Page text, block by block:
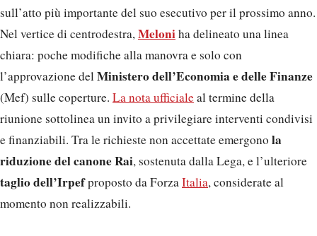
sull’atto più importante del suo esecutivo per il prossimo anno.
Nel vertice di centrodestra,Meloniha delineato una linea
chiara: poche modifiche alla manovra e solo con
l’approvazione delMinistero dell’Economia e delle Finanze
(Mef) sulle coperture. La nota ufficialeal termine della
riunione sottolinea un invito a privilegiare interventi condivisi
e finanziabili. Tra le richieste non accettate emergono la
riduzione delcanone Rai, sostenuta dalla Lega, e l’ulteriore
taglio dell’Irpefproposto da ForzaItalia, considerate al
momento non realizzabili.